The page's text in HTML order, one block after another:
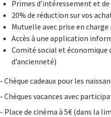
Primes d’intéressement et
20% de réduction sur vos
Mutuelle avec prise en
Accès à une application
Comité social et économique
d’ancienneté)
- Chèque cadeaux pour les
- Chèques vacances avec
- Place de cinéma à 5€ (dans la